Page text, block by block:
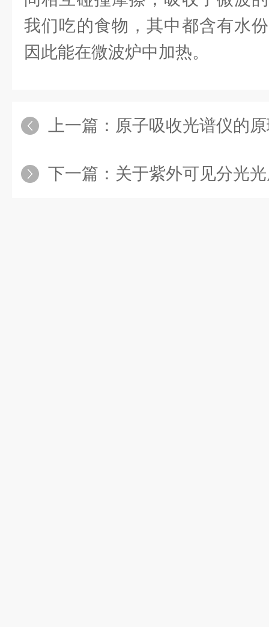
我们吃的食物，其中都含有水
因此能在微波炉中加热。
上一篇： 原子吸收光谱仪的
下一篇： 关于紫外可见分光光度计UV-